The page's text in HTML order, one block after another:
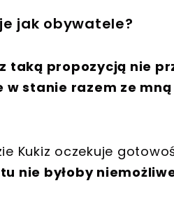
jak obywatele?
taką propozycją nie
w stanie razem ze
Kukiz oczekuje
nie byłoby